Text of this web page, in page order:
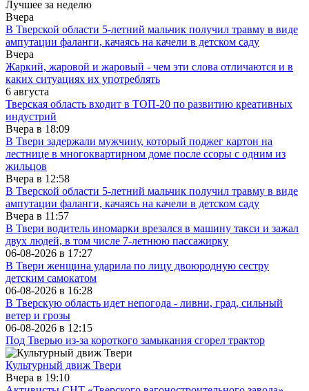
Лучшее за неделю
Вчера
В Тверской области 5-летний мальчик получил травму в виде
ампутации фаланги, качаясь на качели в детском саду
Вчера
Жаркий, жаровой и жаровый - чем эти слова отличаются и в
каких ситуациях их употреблять
6 августа
Тверская область входит в ТОП-20 по развитию креативных
индустрий
Вчера в 18:09
В Твери задержали мужчину, который поджег картон на
лестнице в многоквартирном доме после ссоры с одним из
жильцов
Вчера в 12:58
В Тверской области 5-летний мальчик получил травму в виде
ампутации фаланги, качаясь на качели в детском саду
Вчера в 11:57
В Твери водитель иномарки врезался в машину такси и зажал
двух людей, в том числе 7-летнюю пассажирку
06-08-2026 в 17:27
В Твери женщина ударила по лицу двоюродную сестру
детским самокатом
06-08-2026 в 16:28
В Тверскую область идет непогода - ливни, град, сильный
ветер и грозы
06-08-2026 в 12:15
Под Тверью из-за короткого замыкания сгорел трактор
Культурный движ Твери
Вчера в 19:10